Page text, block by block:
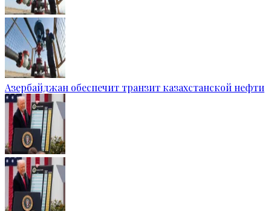
Азербайджан обеспечит транзит казахстанской нефти